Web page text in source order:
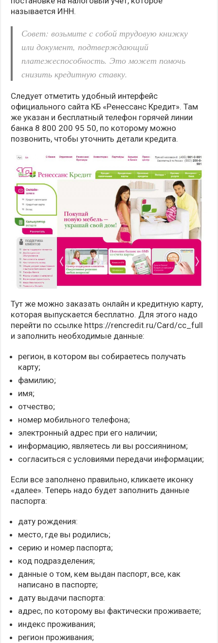
называется ИНН.
Совет: возьмите с собой трудовую книжку
или документ, подтверждающий
платежеспособность. Это может помочь
снизить кредитную ставку.
Следует отметить удобный интерфейс
официального сайта КБ «Ренессанс Кредит». Там
же указан и бесплатный телефон горячей линии
банка 8 800 200 95 50, по которому можно
позвонить, чтобы уточнить детали кредита.
Тут же можно заказать онлайн и кредитную карту,
которая выпускается бесплатно. Для этого надо
перейти по ссылке https://rencredit.ru/Card/cc_full
и заполнить необходимые данные:
регион, в котором вы собираетесь получать
карту;
фамилию;
имя;
отчество;
номер мобильного телефона;
электронный адрес при его наличии;
информацию, являетесь ли вы россиянином;
согласиться с условиями передачи информации;
Если все заполнено правильно, кликаете иконку
«далее». Теперь надо будет заполнить данные
паспорта:
дату рождения:
место, где вы родились;
серию и номер паспорта;
код подразделения;
данные о том, кем выдан паспорт, все, как
написано в паспорте;
дату выдачи паспорта:
адрес, по которому вы фактически проживаете;
индекс проживания;
регион проживания;